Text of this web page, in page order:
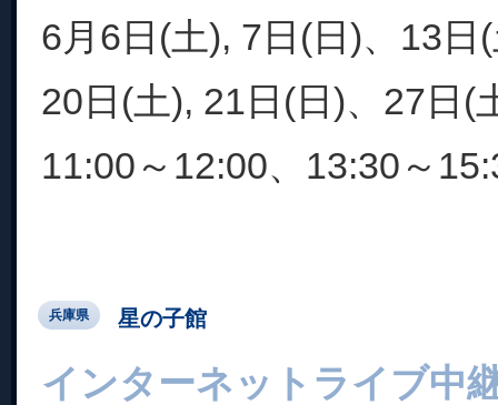
6月6日(土), 7日(日)、13日
20日(土), 21日(日)、27日(
11:00～12:00、13:30～
兵庫県 星の子館
インターネットライブ中